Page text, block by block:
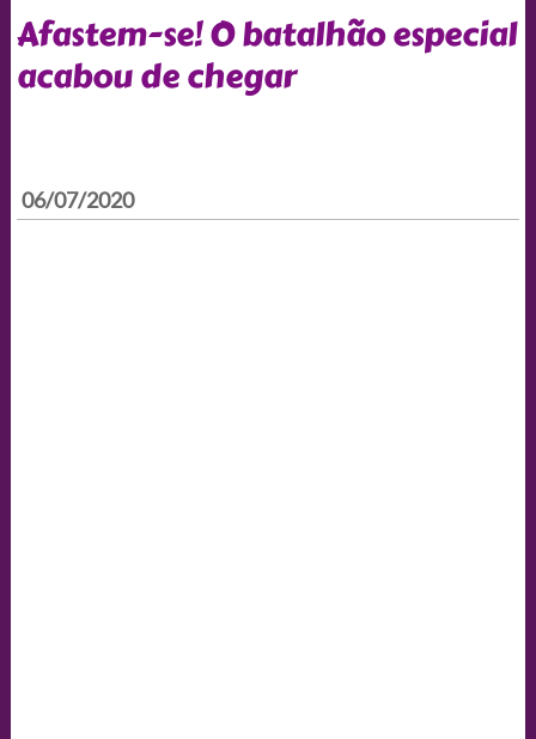
Afastem-se! O batalhão especial
acabou de chegar
06/07/2020